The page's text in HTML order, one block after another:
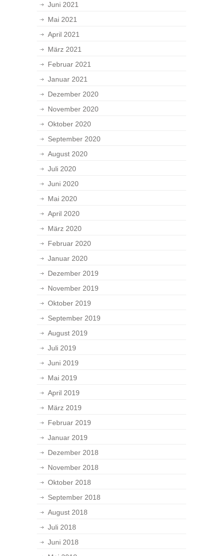
Juni 2021
Mai 2021
April 2021
März 2021
Februar 2021
Januar 2021
Dezember 2020
November 2020
Oktober 2020
September 2020
August 2020
Juli 2020
Juni 2020
Mai 2020
April 2020
März 2020
Februar 2020
Januar 2020
Dezember 2019
November 2019
Oktober 2019
September 2019
August 2019
Juli 2019
Juni 2019
Mai 2019
April 2019
März 2019
Februar 2019
Januar 2019
Dezember 2018
November 2018
Oktober 2018
September 2018
August 2018
Juli 2018
Juni 2018